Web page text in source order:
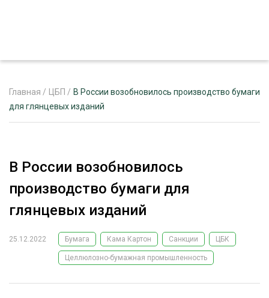
РЕКЛАМОДАТЕЛЯМ
ЛЕСНОЕ ХОЗЯЙСТВО
ЛЕСОЗАГОТОВКА
ОБРАБОТКА ДРЕВЕСИНЫ
ЭКСПЕРТНОЕ МНЕНИЕ
Главная / ЦБП / В России возобновилось производство бумаги
для глянцевых изданий
В России возобновилось
производство бумаги для
глянцевых изданий
25.12.2022 Бумага Кама Картон Санкции ЦБК
Целлюлозно-бумажная промышленность